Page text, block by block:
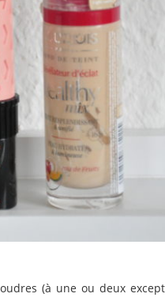
(à une ou deux